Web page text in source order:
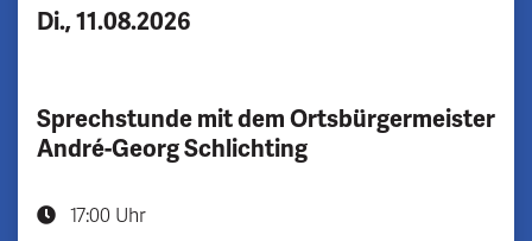
Di., 11.08.2026
Sprechstunde mit dem Ortsbürgermeister
André-Georg Schlichting
17:00 Uhr